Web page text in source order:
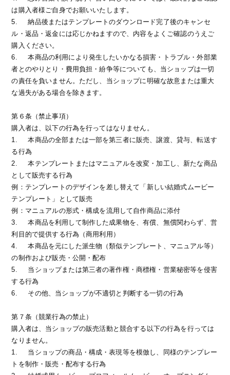
は購入者様ご自身でお願いいたします。
5.
納品後またはテンプレートのダウンロード完了後のキャンセ
ル・返品・返金には応じかねますので、内容をよくご確認のうえご
購入ください。
6.
本商品の利用により発生したいかなる損害・トラブル・外部業
者とのやりとり・費用負担・紛争等についても、当ショップは一切
の責任を負いません。ただし、当ショップに明確な故意または重大
な過失がある場合を除きます。
第６条（禁止事項）
購入者は、以下の行為を行ってはなりません。
1.
本商品の全部または一部を第三者に販売、譲渡、貸与、転送す
る行為
2.
本テンプレートまたはマニュアルを改変・加工し、新たな商品
として販売する行為
例：テンプレートのデザインを差し替えて「新しい結婚式ムービー
テンプレート」として販売
例：マニュアルの形式・構成を流用して自作商品に添付
3.
本商品を利用して制作した成果物を、有償、無償関わらず、営
利目的で提供する行為（商用利用）
4.
本商品を元にした派生物（類似テンプレート、マニュアル等）
の制作および販売・公開・配布
5.
当ショップまたは第三者の著作権・商標権・営業秘密等を侵害
する行為
6.
その他、当ショップが不適切と判断する一切の行為
第７条（競業行為の禁止）
購入者は、当ショップの販売活動と競合する以下の行為を行っては
なりません。
1.
当ショップの商品・構成・表現等を模倣し、同様のテンプレー
トを制作・販売・配布する行為